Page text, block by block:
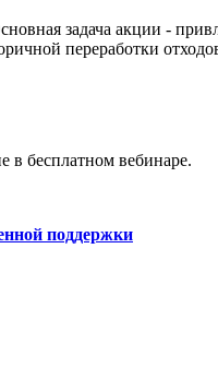
задача акции -
переработки
бесплатном вебинаре.
поддержки